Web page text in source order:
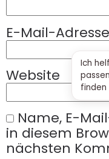
E-Mail-Adresse
Website
Name, E-
in diesem
nächsten
Ich
Multipflege